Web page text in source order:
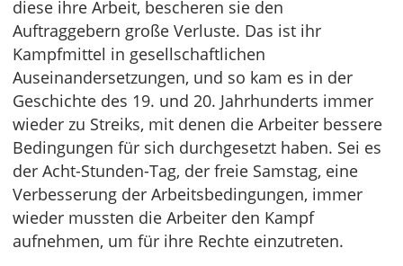
diese ihre Arbeit, bescheren sie den
Auftraggebern große Verluste. Das ist ihr
Kampfmittel in gesellschaftlichen
Auseinandersetzungen, und so kam es in der
Geschichte des 19. und 20. Jahrhunderts immer
wieder zu Streiks, mit denen die Arbeiter bessere
Bedingungen für sich durchgesetzt haben. Sei es
der Acht-Stunden-Tag, der freie Samstag, eine
Verbesserung der Arbeitsbedingungen, immer
wieder mussten die Arbeiter den Kampf
aufnehmen, um für ihre Rechte einzutreten.